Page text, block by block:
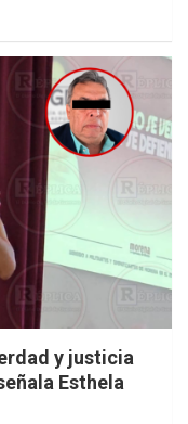
y justicia
Esthela